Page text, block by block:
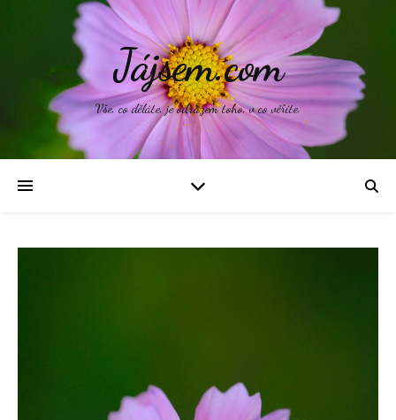
Jájsem.com
Vše, co děláte, je odrazem toho, v co věříte.